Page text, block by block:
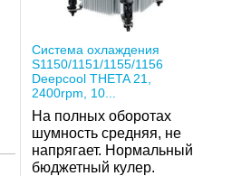
Система охлаждения
S1150/1151/1155/1156
Deepcool THETA 21,
2400rpm, 10...
На полных оборотах
шумность средняя, не
напрягает. Нормальный
бюджетный кулер.